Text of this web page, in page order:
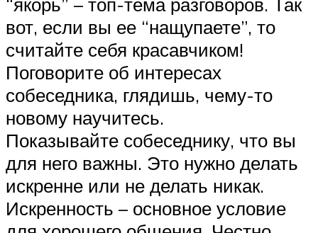
вот, если вы ее “нащупаете”, то
считайте себя красавчиком!
Поговорите об интересах
собеседника, глядишь, чему-то
новому научитесь.
Показывайте собеседнику, что вы
для него важны. Это нужно делать
искренне или не делать никак.
Искренность – основное условие